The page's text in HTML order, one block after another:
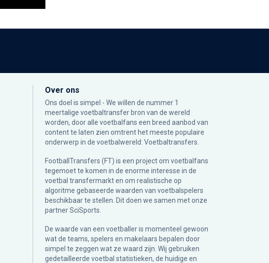
Over ons
Ons doel is simpel - We willen de nummer 1
meertalige voetbaltransfer bron van de wereld
worden, door alle voetbalfans een breed aanbod van
content te laten zien omtrent het meeste populaire
onderwerp in de voetbalwereld: Voetbaltransfers.
FootballTransfers (FT) is een project om voetbalfans
tegemoet te komen in de enorme interesse in de
voetbal transfermarkt en om realistische op
algoritme gebaseerde waarden van voetbalspelers
beschikbaar te stellen. Dit doen we samen met onze
partnerSciSports
De waarde van een voetballer is momenteel gewoon
wat de teams, spelers en makelaars bepalen door
simpel te zeggen wat ze waard zijn. Wij gebruiken
gedetailleerde voetbal statistieken, de huidige en